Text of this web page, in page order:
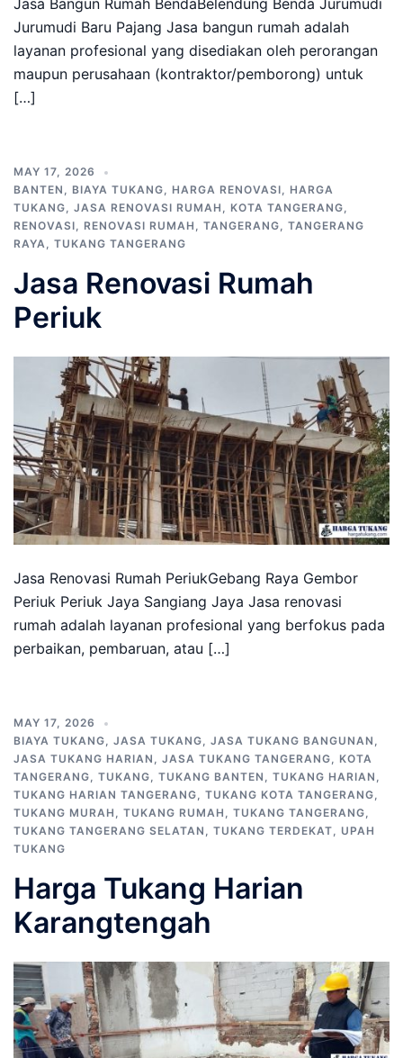
Jasa Bangun Rumah BendaBelendung Benda Jurumudi
Jurumudi Baru Pajang Jasa bangun rumah adalah
layanan profesional yang disediakan oleh perorangan
maupun perusahaan (kontraktor/pemborong) untuk
[…]
MAY 17, 2026
BANTEN , BIAYA TUKANG, HARGA RENOVASI, HARGA
TUKANG, JASA RENOVASI RUMAH , KOTA TANGERANG,
RENOVASI, RENOVASI RUMAH , TANGERANG, TANGERANG
RAYA, TUKANG TANGERANG
Jasa Renovasi Rumah
Periuk
Jasa Renovasi Rumah PeriukGebang Raya Gembor
Periuk Periuk Jaya Sangiang Jaya Jasa renovasi
rumah adalah layanan profesional yang berfokus pada
perbaikan, pembaruan, atau […]
MAY 17, 2026
BIAYA TUKANG, JASA TUKANG, JASA TUKANG BANGUNAN ,
JASA TUKANG HARIAN , JASA TUKANG TANGERANG, KOTA
TANGERANG, TUKANG, TUKANG BANTEN , TUKANG HARIAN ,
TUKANG HARIAN TANGERANG, TUKANG KOTA TANGERANG,
TUKANG MURAH , TUKANG RUMAH , TUKANG TANGERANG,
TUKANG TANGERANG SELATAN , TUKANG TERDEKAT, UPAH
TUKANG
Harga Tukang Harian
Karangtengah